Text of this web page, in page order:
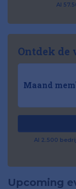
Al
Ontdek de
Maand
Al 2.500
Upcoming